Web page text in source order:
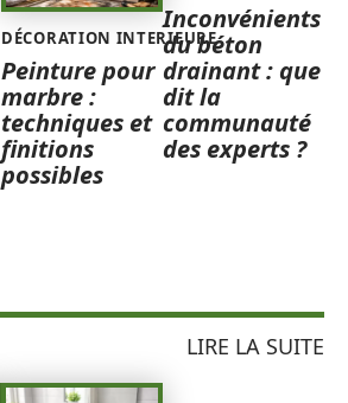
DÉCORATION INTERIEURE
Peinture pour
marbre :
techniques et
finitions
possibles
Inconvénients
du béton
drainant : que
dit la
communauté
des experts ?
LIRE LA SUITE